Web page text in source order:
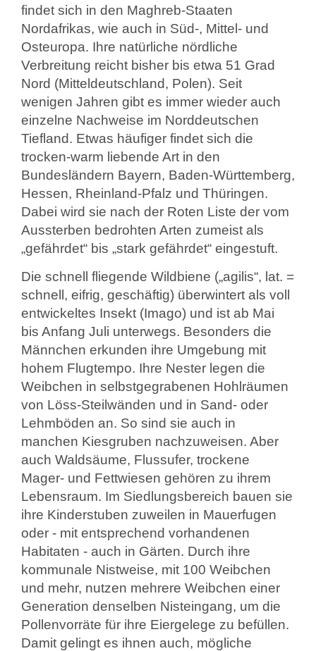
findet sich in den Maghreb-Staaten
Nordafrikas, wie auch in Süd-, Mittel- und
Osteuropa. Ihre natürliche nördliche
Verbreitung reicht bisher bis etwa 51 Grad
Nord (Mitteldeutschland, Polen). Seit
wenigen Jahren gibt es immer wieder auch
einzelne Nachweise im Norddeutschen
Tiefland. Etwas häufiger findet sich die
trocken-warm liebende Art in den
Bundesländern Bayern, Baden-Württemberg,
Hessen, Rheinland-Pfalz und Thüringen.
Dabei wird sie nach der Roten Liste der vom
Aussterben bedrohten Arten zumeist als
„gefährdet“ bis „stark gefährdet“ eingestuft.
Die schnell fliegende Wildbiene („agilis“, lat. =
schnell, eifrig, geschäftig) überwintert als voll
entwickeltes Insekt (Imago) und ist ab Mai
bis Anfang Juli unterwegs. Besonders die
Männchen erkunden ihre Umgebung mit
hohem Flugtempo. Ihre Nester legen die
Weibchen in selbstgegrabenen Hohlräumen
von Löss-Steilwänden und in Sand- oder
Lehmböden an. So sind sie auch in
manchen Kiesgruben nachzuweisen. Aber
auch Waldsäume, Flussufer, trockene
Mager- und Fettwiesen gehören zu ihrem
Lebensraum. Im Siedlungsbereich bauen sie
ihre Kinderstuben zuweilen in Mauerfugen
oder - mit entsprechend vorhandenen
Habitaten - auch in Gärten. Durch ihre
kommunale Nistweise, mit 100 Weibchen
und mehr, nutzen mehrere Weibchen einer
Generation denselben Nisteingang, um die
Pollenvorräte für ihre Eiergelege zu befüllen.
Damit gelingt es ihnen auch, mögliche